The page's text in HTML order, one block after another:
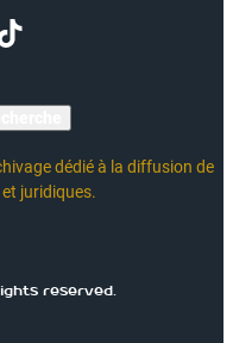
dédié à la diffusion de
juridiques.
reserved.